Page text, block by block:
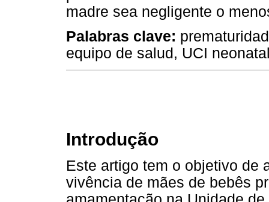
madre sea negligente o
Palabras clave:
equipo de salud, UCI
Introdução
Este artigo tem o objetivo de
vivência de mães de bebês